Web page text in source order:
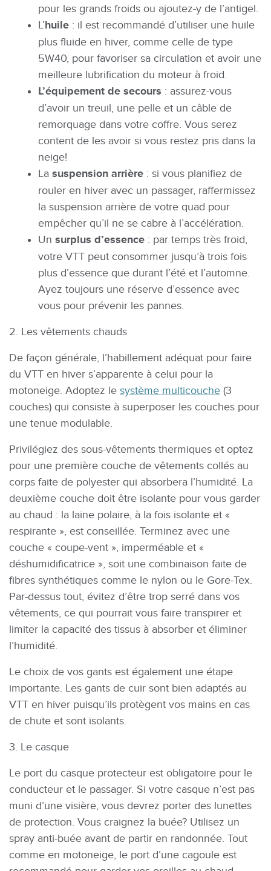
pour les grands froids ou ajoutez-y de l’antigel.
L’huile : il est recommandé d’utiliser une huile
plus fluide en hiver, comme celle de type
5W40, pour favoriser sa circulation et avoir une
meilleure lubrification du moteur à froid.
L’équipement de secours : assurez-vous
d’avoir un treuil, une pelle et un câble de
remorquage dans votre coffre. Vous serez
content de les avoir si vous restez pris dans la
neige!
La suspension arrière : si vous planifiez de
rouler en hiver avec un passager, raffermissez
la suspension arrière de votre quad pour
empêcher qu’il ne se cabre à l’accélération.
Un surplus d’essence : par temps très froid,
votre VTT peut consommer jusqu’à trois fois
plus d’essence que durant l’été et l’automne.
Ayez toujours une réserve d’essence avec
vous pour prévenir les pannes.
2. Les vêtements chauds
De façon générale, l’habillement adéquat pour faire
du VTT en hiver s’apparente à celui pour la
motoneige. Adoptez le système multicouche (3
couches) qui consiste à superposer les couches pour
une tenue modulable.
Privilégiez des sous-vêtements thermiques et optez
pour une première couche de vêtements collés au
corps faite de polyester qui absorbera l’humidité. La
deuxième couche doit être isolante pour vous garder
au chaud : la laine polaire, à la fois isolante et «
respirante », est conseillée. Terminez avec une
couche « coupe-vent », imperméable et «
déshumidificatrice », soit une combinaison faite de
fibres synthétiques comme le nylon ou le Gore-Tex.
Par-dessus tout, évitez d’être trop serré dans vos
vêtements, ce qui pourrait vous faire transpirer et
limiter la capacité des tissus à absorber et éliminer
l’humidité.
Le choix de vos gants est également une étape
importante. Les gants de cuir sont bien adaptés au
VTT en hiver puisqu’ils protègent vos mains en cas
de chute et sont isolants.
3. Le casque
Le port du casque protecteur est obligatoire pour le
conducteur et le passager. Si votre casque n’est pas
muni d’une visière, vous devrez porter des lunettes
de protection. Vous craignez la buée? Utilisez un
spray anti-buée avant de partir en randonnée. Tout
comme en motoneige, le port d’une cagoule est